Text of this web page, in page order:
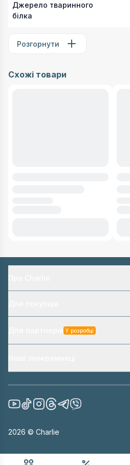
Джерело тваринного
білка
Розгорнути
Схожі товари
У розробці
2026 © Charlie